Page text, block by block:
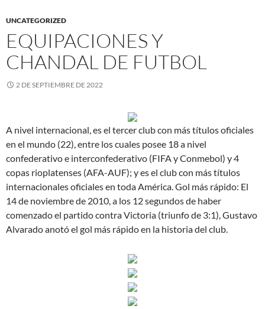
UNCATEGORIZED
EQUIPACIONES Y
CHANDAL DE FUTBOL
2 DE SEPTIEMBRE DE 2022
A nivel internacional, es el tercer club con más títulos oficiales
en el mundo (22), entre los cuales posee 18 a nivel
confederativo e interconfederativo (FIFA y Conmebol) y 4
copas rioplatenses (AFA-AUF); y es el club con más títulos
internacionales oficiales en toda América. Gol más rápido: El
14 de noviembre de 2010, a los 12 segundos de haber
comenzado el partido contra Victoria (triunfo de 3:1), Gustavo
Alvarado anotó el gol más rápido en la historia del club.